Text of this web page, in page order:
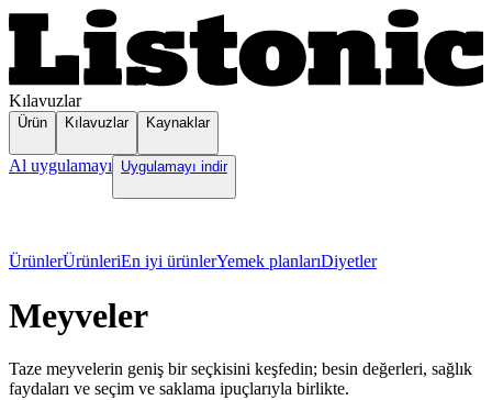
Kılavuzlar
Ürün Kılavuzlar Kaynaklar
Al uygulamayı Uygulamayı indir
ÜrünlerÜrünleriEn iyi ürünlerYemek planlarıDiyetler
Meyveler
Taze meyvelerin geniş bir seçkisini keşfedin; besin değerleri, sağlık
faydaları ve seçim ve saklama ipuçlarıyla birlikte.